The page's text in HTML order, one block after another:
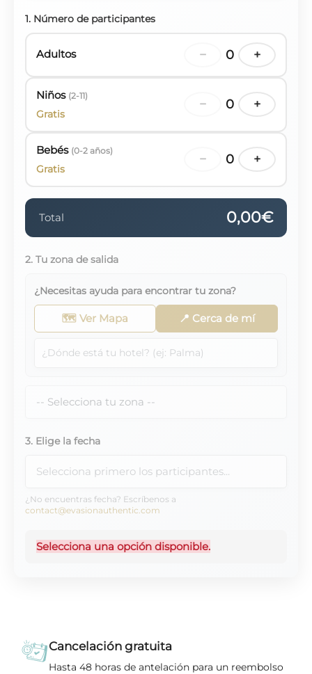
1. Número de participantes
Adultos − 0 +
Niños (2-11)
Gratis
− 0 +
Bebés (0-2 años)
Gratis
− 0 +
Total 0,00€
2. Tu zona de salida
¿Necesitas ayuda para encontrar tu zona?
🗺️ Ver Mapa 📍 Cerca de mí
3. Elige la fecha
¿No encuentras fecha? Escríbenos a
contact@evasionauthentic.com
Selecciona una opción disponible.
Cancelación gratuita
Hasta 48 horas de antelación para un reembolso